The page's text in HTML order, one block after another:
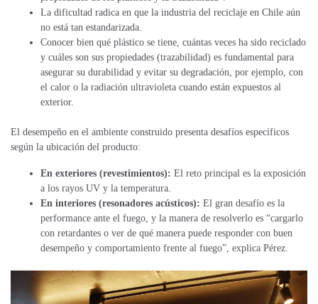
La dificultad radica en que la industria del reciclaje en Chile aún
no está tan estandarizada.
Conocer bien qué plástico se tiene, cuántas veces ha sido reciclado
y cuáles son sus propiedades (trazabilidad) es fundamental para
asegurar su durabilidad y evitar su degradación, por ejemplo, con
el calor o la radiación ultravioleta cuando están expuestos al
exterior.
El desempeño en el ambiente construido presenta desafíos específicos
según la ubicación del producto:
En exteriores (revestimientos): El reto principal es la exposición
a los rayos UV y la temperatura.
En interiores (resonadores acústicos): El gran desafío es la
performance ante el fuego, y la manera de resolverlo es “cargarlo
con retardantes o ver de qué manera puede responder con buen
desempeño y comportamiento frente al fuego”, explica Pérez.